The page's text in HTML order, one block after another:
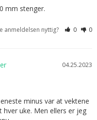
mm stenger.
anmeldelsen nyttig? 0 0
04.25.2023
minus var at vektene
uke. Men ellers er jeg